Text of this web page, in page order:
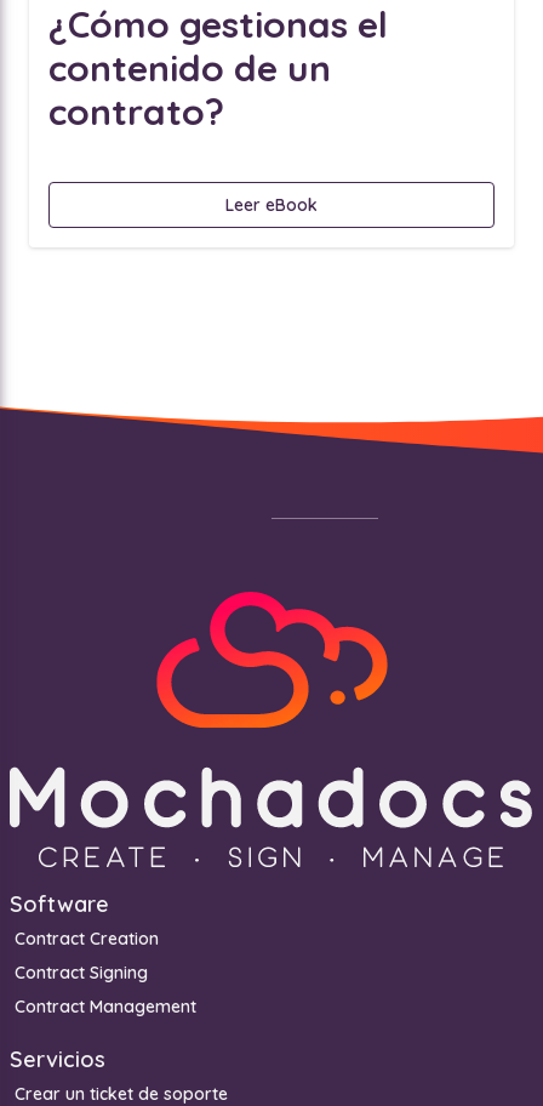
¿Cómo gestionas el
contenido de un
contrato?
Leer eBook
Software
Contract Creation
Contract Signing
Contract Management
Servicios
Crear un ticket de soporte